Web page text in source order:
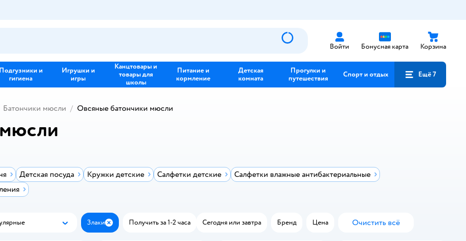
Войти Бонусная карта Корзина
Подгузники и
гигиена
Игрушки и
игры
Канцтовары и
товары для
школы
Питание и
кормление
Детская
комната
Прогулки и
путешествия
Спорт и отдых Ещё 7
Батончики мюсли Овсяные батончики мюсли
Детская посуда Кружки детские Салфетки детские
Салфетки влажные антибактериальные
Популярные Злаки ЗакрытьПолучить за 1-2 часа Сегодня или завтра Бренд Цена Очистить всё